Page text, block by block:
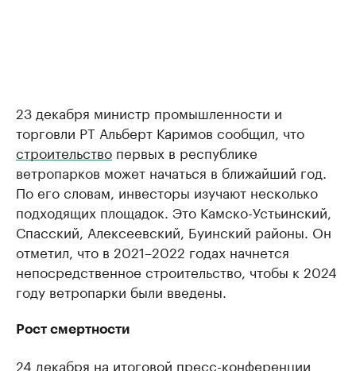
23 декабря министр промышленности и
торговли РТ Альберт Каримов сообщил, что
строительство первых в республике
ветропарков может начаться в ближайший год.
По его словам, инвесторы изучают несколько
подходящих площадок. Это Камско-Устьинский,
Спасский, Алексеевский, Буинский районы. Он
отметил, что в 2021–2022 годах начнется
непосредственное строительство, чтобы к 2024
году ветропарки были введены.
Рост смертности
24 декабря на итоговой пресс-конференции